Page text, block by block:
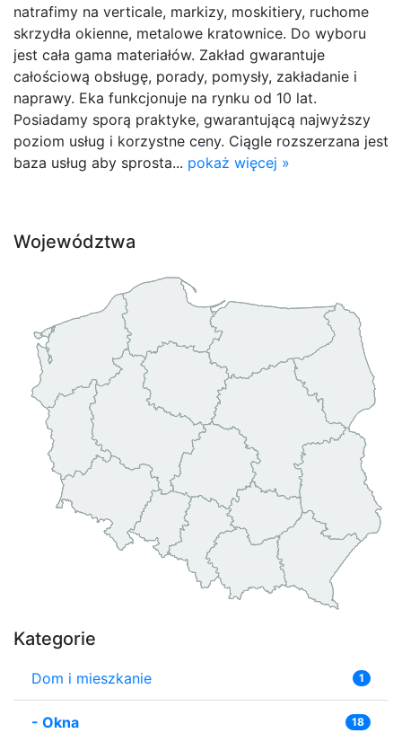
natrafimy na verticale, markizy, moskitiery, ruchome
skrzydła okienne, metalowe kratownice. Do wyboru
jest cała gama materiałów. Zakład gwarantuje
całościową obsługę, porady, pomysły, zakładanie i
naprawy. Eka funkcjonuje na rynku od 10 lat.
Posiadamy sporą praktyke, gwarantującą najwyższy
poziom usług i korzystne ceny. Ciągle rozszerzana jest
baza usług aby sprosta... pokaż więcej »
Województwa
Kategorie
Dom i mieszkanie 1
- Okna 18